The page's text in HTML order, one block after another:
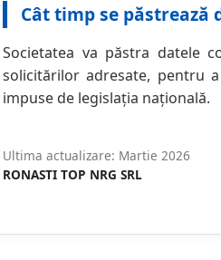
Cât timp se păstrează
Societatea va păstra datele
solicitărilor adresate, pentru
impuse de legislația națională.
Ultima actualizare: Martie 2026
RONASTI TOP NRG SRL